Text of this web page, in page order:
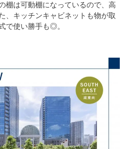
棚は可動棚になっているので、高
、キッチンキャビネットも物が取
で使い勝手も◎。